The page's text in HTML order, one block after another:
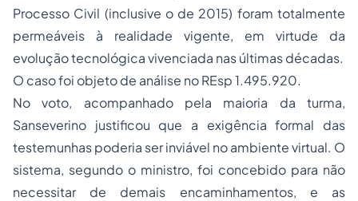
Processo Civil (inclusive o de 2015) foram totalmente
permeáveis à realidade vigente, em virtude da
evolução tecnológica vivenciada nas últimas décadas.
O caso foi objeto de análise no REsp 1.495.920.
No voto, acompanhado pela maioria da turma,
Sanseverino justificou que a exigência formal das
testemunhas poderia ser inviável no ambiente virtual. O
sistema, segundo o ministro, foi concebido para não
necessitar de demais encaminhamentos, e as